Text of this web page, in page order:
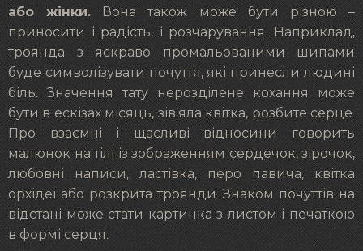
або жінки. Вона також може бути різною –
приносити і радість, і розчарування. Наприклад,
троянда з яскраво промальованими шипами
буде символізувати почуття, які принесли людині
біль. Значення тату нерозділене кохання може
бути в ескізах місяць, зів’яла квітка, розбите серце.
Про взаємні і щасливі відносини говорить
малюнок на тілі із зображенням сердечок, зірочок,
любовні написи, ластівка, перо павича, квітка
орхідеї або розкрита троянди. Знаком почуттів на
відстані може стати картинка з листом і печаткою
в формі серця.